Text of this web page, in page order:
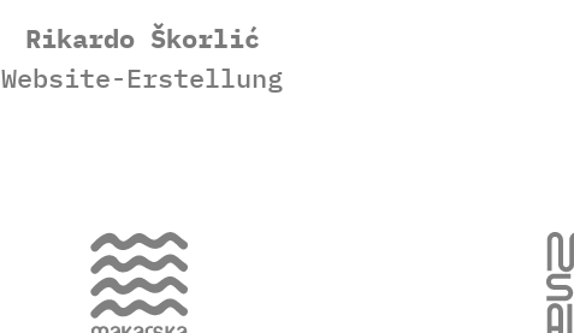
Rikardo Škorlić
Website-Erstellung